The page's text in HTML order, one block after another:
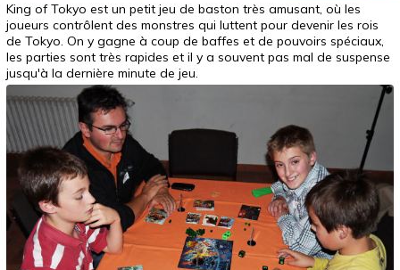
King of Tokyo est un petit jeu de baston très amusant, où les
joueurs contrôlent des monstres qui luttent pour devenir les rois
de Tokyo. On y gagne à coup de baffes et de pouvoirs spéciaux,
les parties sont très rapides et il y a souvent pas mal de suspense
jusqu'à la dernière minute de jeu.